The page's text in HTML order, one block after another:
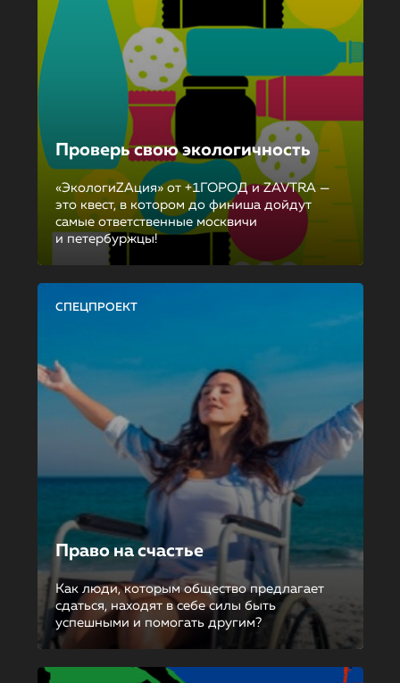
Проверь свою экологичность
«ЭкологиZAция» от +1ГОРОД и ZAVTRA —
это квест, в котором до финиша дойдут
самые ответственные москвичи
и петербуржцы!
СПЕЦПРОЕКТ
Право на счастье
Как люди, которым общество предлагает
сдаться, находят в себе силы быть
успешными и помогать другим?